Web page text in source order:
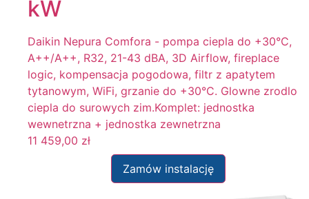
kW
Daikin Nepura Comfora - pompa ciepla do +30°C,
A++/A++, R32, 21-43 dBA, 3D Airflow, fireplace
logic, kompensacja pogodowa, filtr z apatytem
tytanowym, WiFi, grzanie do +30°C. Glowne zrodlo
ciepla do surowych zim.Komplet: jednostka
wewnetrzna + jednostka zewnetrzna
11 459,00 zł
Zamów instalację